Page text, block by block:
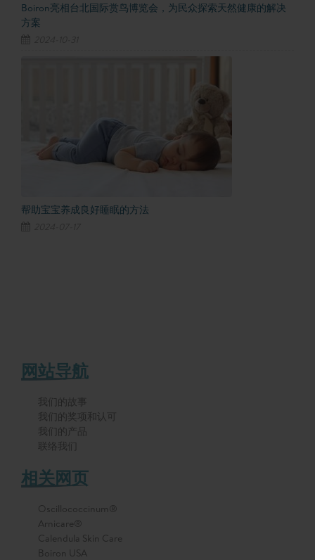
Boiron亮相台北国际赏鸟博览会，为民众探索天然健康的解决
方案
帮助宝宝养成良好睡眠的方法
网站导航
我们的故事
我们的奖项和认可
我们的产品
联络我们
相关网页
Oscillococcinum®
Arnicare®
Calendula Skin Care
Boiron USA